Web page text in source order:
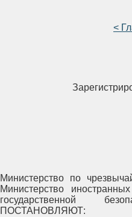
<
Министерство по
Министерство
государственной
ПОСТАНОВЛЯЮТ: